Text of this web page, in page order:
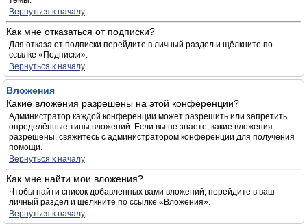
Вернуться к началу
Как мне отказаться от подписки?
Для отказа от подписки перейдите в личный раздел и щёлкните по
ссылке «Подписки».
Вернуться к началу
Вложения
Какие вложения разрешены на этой конференции?
Администратор каждой конференции может разрешить или запретить
определённые типы вложений. Если вы не знаете, какие вложения
разрешены, свяжитесь с администратором конференции для получения
помощи.
Вернуться к началу
Как мне найти мои вложения?
Чтобы найти список добавленных вами вложений, перейдите в ваш
личный раздел и щёлкните по ссылке «Вложения».
Вернуться к началу